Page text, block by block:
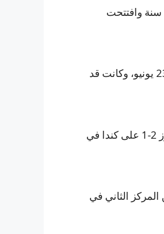
فازت النرويج 3-2 على السنغال في مباراتها الثانية لتتأهل، بعد أن عادت للبطولة بعد 28 سنة وافتتحت
انضمت كولومبيا إلى المتأهلين بعد فوزها 1-0 على جمهورية الكونغو الديمقراطية في 23 يونيو، وكانت قد
أنهت سويسرا دور المجموعات متصدرة برصيد سبع نقاط، وأكدت تأهلها بدور الـ32 بفوز 2-1 على كندا في
الثاني في